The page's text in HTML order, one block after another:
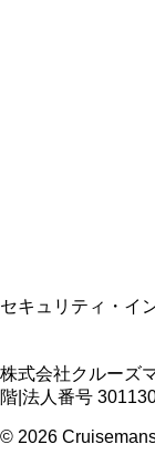
セキュリティ・イ
株式会社クルーズ
階 法人番号
© 2026